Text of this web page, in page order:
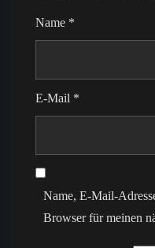
Name *
E-Mail *
Name, E-Mail-
Browser für meinen